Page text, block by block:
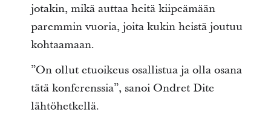
jotakin, mikä auttaa heitä kiipeämään
paremmin vuoria, joita kukin heistä joutuu
kohtaamaan.
”On ollut etuoikeus osallistua ja olla osana
tätä konferenssia”, sanoi Ondret Dite
lähtöhetkellä.